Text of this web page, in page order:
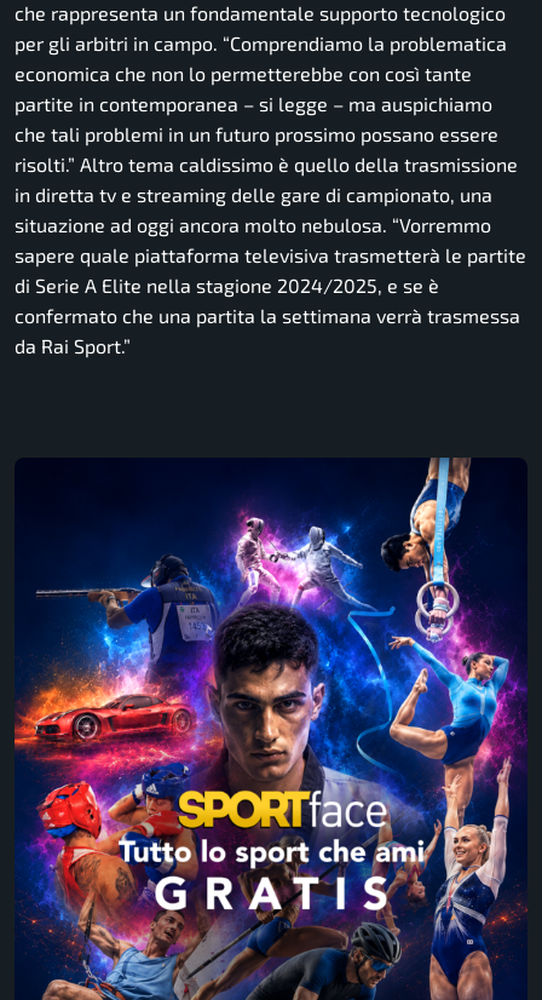
che rappresenta un fondamentale supporto tecnologico
per gli arbitri in campo. “Comprendiamo la problematica
economica che non lo permetterebbe con così tante
partite in contemporanea – si legge – ma auspichiamo
che tali problemi in un futuro prossimo possano essere
risolti.” Altro tema caldissimo è quello della trasmissione
in diretta tv e streaming delle gare di campionato, una
situazione ad oggi ancora molto nebulosa. “Vorremmo
sapere quale piattaforma televisiva trasmetterà le partite
di Serie A Elite nella stagione 2024/2025, e se è
confermato che una partita la settimana verrà trasmessa
da Rai Sport.”